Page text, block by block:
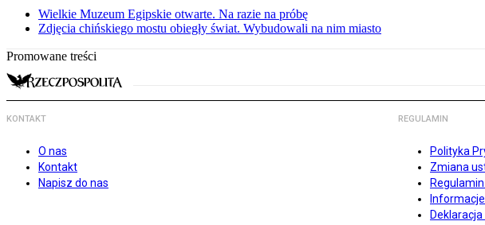
Wielkie Muzeum Egipskie otwarte. Na razie na próbę
Zdjęcia chińskiego mostu obiegły świat. Wybudowali na nim miasto
Promowane treści
KONTAKT
O nas
Kontakt
Napisz do nas
REGULAMIN
Polityka
Zmiana